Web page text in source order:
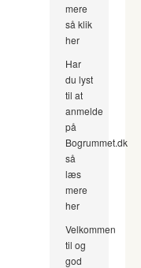
mere
så klik
her
Har
du lyst
til at
anmelde
på
Bogrummet.dk
så
læs
mere
her
Velkommen
til og
god